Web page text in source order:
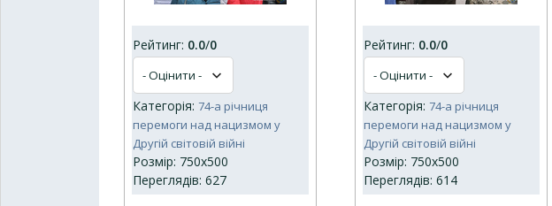
Рейтинг: 0.0/0
Категорія: 74-а річниця
перемоги над нацизмом у
Другій світовій війні
Розмір: 750x500
Переглядів: 627
Рейтинг: 0.0/0
Категорія:74-а річниця
перемоги над нацизмом у
Другій світовій війні
Розмір: 750x500
Переглядів: 614